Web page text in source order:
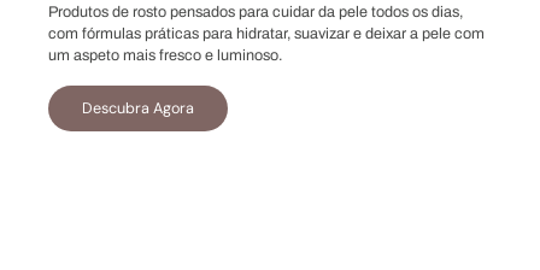
Produtos de rosto pensados para cuidar da pele todos os dias,
com fórmulas práticas para hidratar, suavizar e deixar a pele com
um aspeto mais fresco e luminoso.
Descubra Agora